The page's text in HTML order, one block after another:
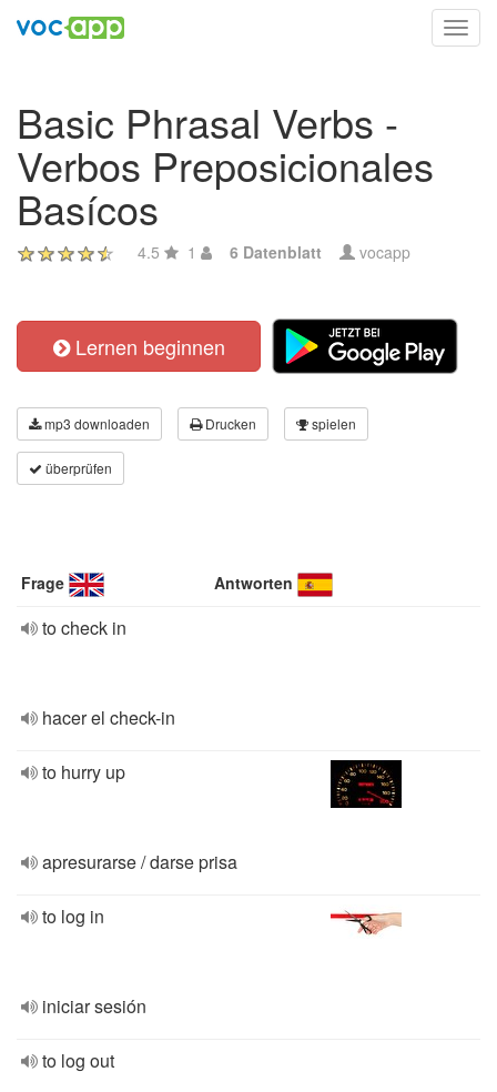
Basic Phrasal Verbs -
Verbos Preposicionales
Basícos
4.5 1 6 Datenblatt vocapp
Lernen beginnen
mp3 downloaden Drucken spielen
überprüfen
Frage Antworten
to check in
hacer el check-in
to hurry up
apresurarse / darse prisa
to log in
iniciar sesión
to log out